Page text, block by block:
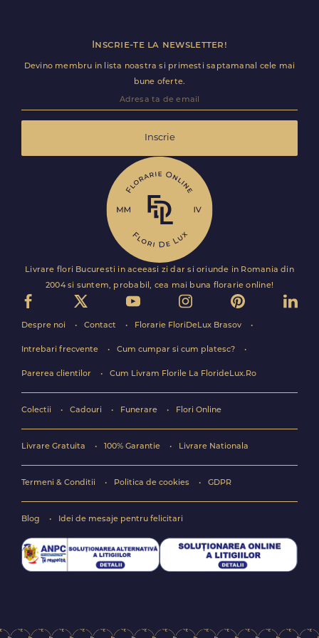
Inscrie-te la newsletter!
Devino membru in lista noastra si primesti saptamanal cele mai
bune oferte.
Inscrie
Livrare flori Bucuresti in aceeasi zi dar si oriunde in Romania din
2004 si suntem, probabil, cea mai buna florarie online!
Despre noi Contact Florarie FloriDeLux Brasov
Intrebari frecvente Cum cumpar si cum platesc?
Parerea clientilor Cum Livram Florile La FlorideLux.Ro
Colectii Cadouri Funerare Flori Online
Livrare Gratuita 100% Garantie Livrare Nationala
Termeni & Conditii Politica de cookies GDPR
Blog Idei de mesaje pentru felicitari